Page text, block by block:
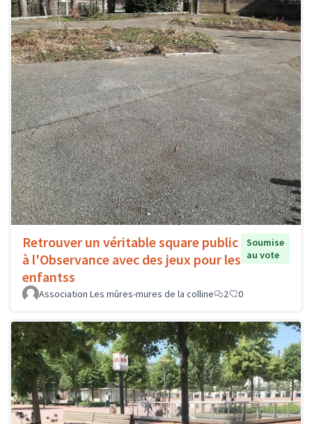
Retrouver un véritable square public
à l'Observance avec des jeux pour les
enfantss
Soumise
au vote
Association Les mûres-mures de la colline 2 0